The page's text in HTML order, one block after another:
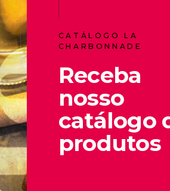
CATÁLOGO LA
CHARBONNADE
Receba
nosso
catálogo
produtos